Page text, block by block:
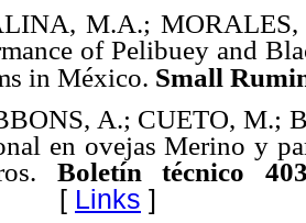
M.A.; MORALES,
of Pelibuey and
in México. Small
A.; CUETO, M.;
en ovejas Merino y
Boletín técnico
[ Links ]